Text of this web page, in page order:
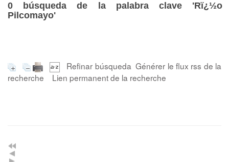
0 búsqueda de la palabra clave 'Rï¿½o
Pilcomayo'
Refinar búsqueda Générer le flux rss de la
recherche
Lien permanent de la recherche